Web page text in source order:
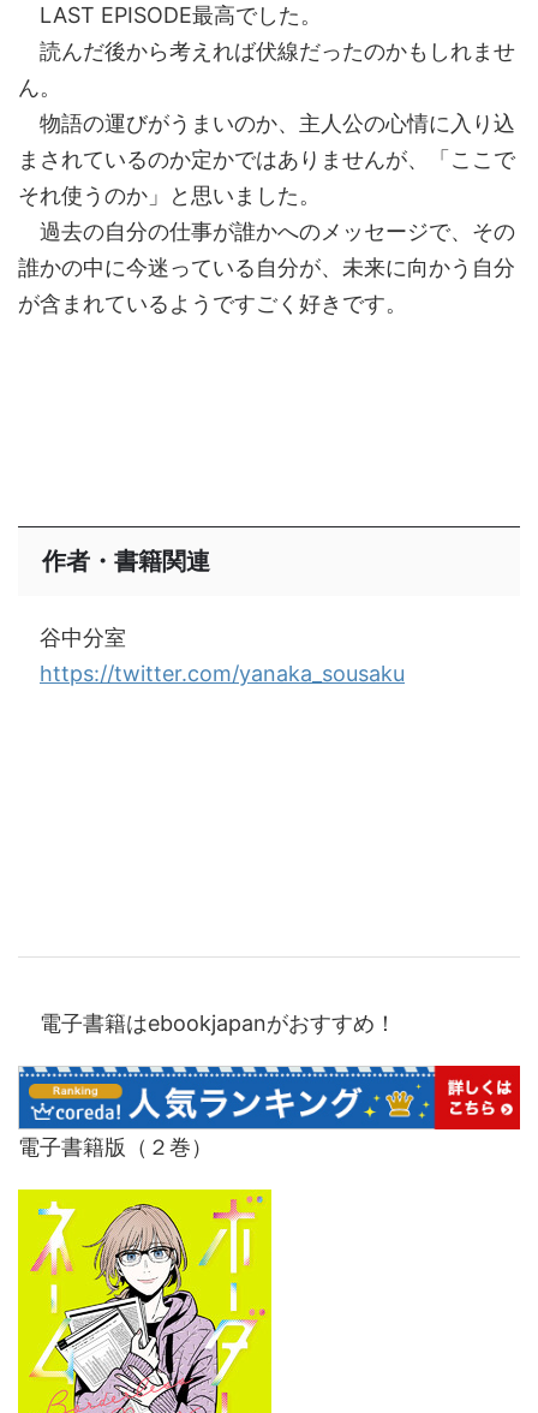
LAST EPISODE最高でした。
読んだ後から考えれば伏線だったのかもしれませ
ん。
物語の運びがうまいのか、主人公の心情に入り込
まされているのか定かではありませんが、「ここで
それ使うのか」と思いました。
過去の自分の仕事が誰かへのメッセージで、その
誰かの中に今迷っている自分が、未来に向かう自分
が含まれているようですごく好きです。
作者・書籍関連
谷中分室
https://twitter.com/yanaka_sousaku
電子書籍はebookjapanがおすすめ！
電子書籍版（２巻）